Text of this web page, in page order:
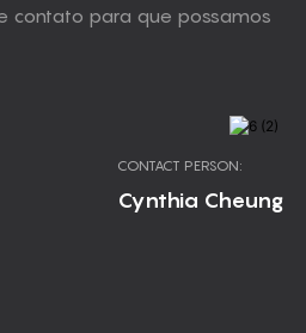
contato para que possamos
CONTACT PERSON:
Cynthia Cheung